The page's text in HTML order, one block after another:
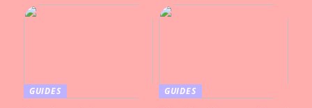
GUIDES GUIDES